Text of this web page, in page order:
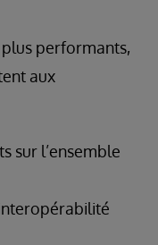
plus performants,
aux
sur l’ensemble